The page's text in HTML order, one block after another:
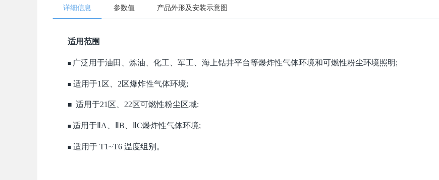
详细信息 参数值 产品外形及安装示意图
适用范围
■ 广泛用于油田、炼油、化工、军工、海上钻井平台等爆炸性气体环境和可燃性粉尘环境照明;
■适用于1区、2区爆炸性气体环境;
■ 适用于21区、22区可燃性粉尘区域:
■ 适用于ⅡA、 B、ⅡC爆炸性气体环境;
■适用于 T1~T6 温度组别。